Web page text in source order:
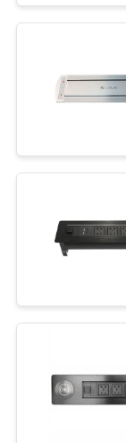
VERZOEK
OM EEN
De